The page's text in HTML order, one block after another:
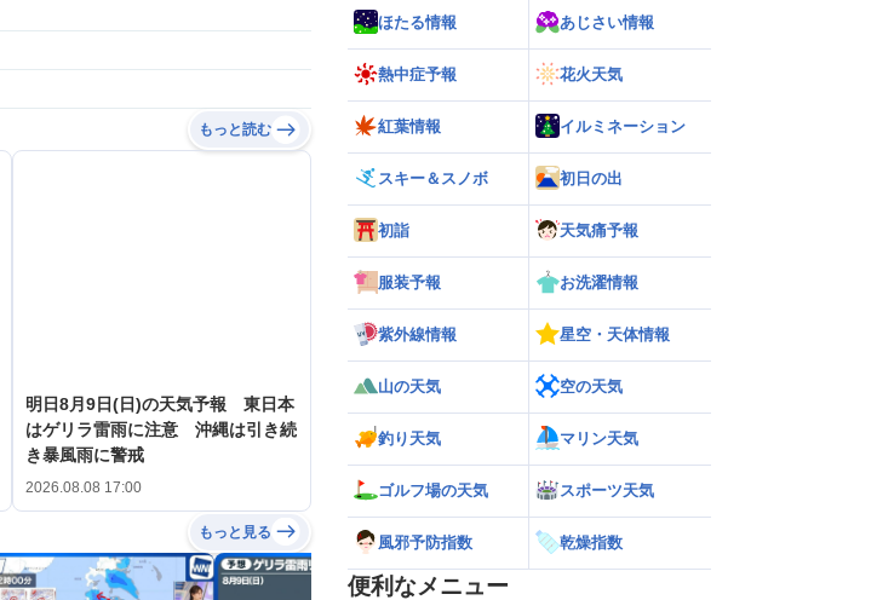
もっと読む
明日8月9日(日)の天気予報 東日本
はゲリラ雷雨に注意 沖縄は引き続
き暴風雨に警戒
2026.08.08 17:00
もっと見る
ほたる情報 あじさい情報
熱中症予報 花火天気
紅葉情報 イルミネーション
スキー＆スノボ 初日の出
初詣 天気痛予報
服装予報 お洗濯情報
紫外線情報 星空・天体情報
山の天気 空の天気
釣り天気 マリン天気
ゴルフ場の天気 スポーツ天気
風邪予防指数 乾燥指数
便利なメニュー